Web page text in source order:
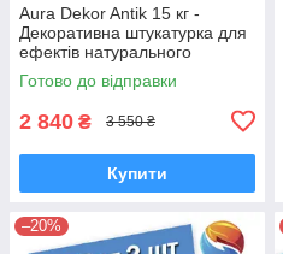
Aura Dekor Antik 15 кг -
Декоративна штукатурка для
ефектів натурального
каменю
Готово до відправки
2 840 ₴ 3 550 ₴
Купити
–20%